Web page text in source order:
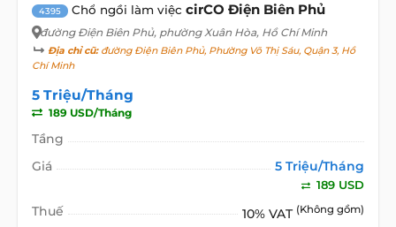
4395 Chổ ngồi làm việc cirCO Điện Biên Phủ
đường Điện Biên Phủ, phường Xuân Hòa, Hồ Chí Minh
Địa chỉ cũ:đường Điện Biên Phủ, Phường Võ Thị Sáu, Quận 3, Hồ
Chí Minh
5 Triệu/Tháng
189 USD/Tháng
Tầng
Giá
5 Triệu/Tháng
189 USD
Thuế 10% VAT (Không gồm)